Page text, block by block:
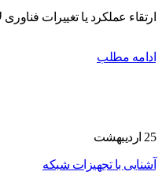
ارتقاء عملکرد یا تغییرات
ادامه مطلب
25 اردیبهشت
آشنایی با تجهیزات شبکه